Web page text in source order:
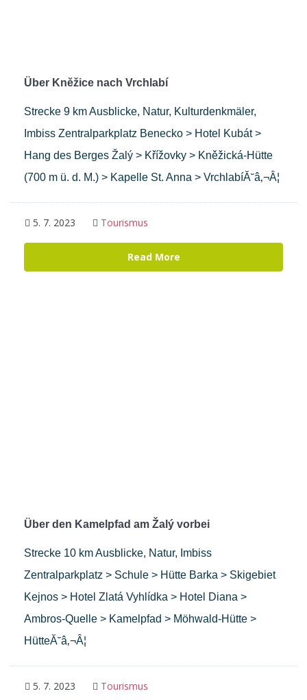
Über Kněžice nach Vrchlabí
Strecke 9 km Ausblicke, Natur, Kulturdenkmäler,
Imbiss Zentralparkplatz Benecko > Hotel Kubát >
Hang des Berges Žalý > Křížovky > Kněžická-Hütte
(700 m ü. d. M.) > Kapelle St. Anna > VrchlabíĂ˘â‚¬Â¦
5. 7. 2023 Tourismus
Read More
Über den Kamelpfad am Žalý vorbei
Strecke 10 km Ausblicke, Natur, Imbiss
Zentralparkplatz > Schule > Hütte Barka > Skigebiet
Kejnos > Hotel Zlatá Vyhlídka > Hotel Diana >
Ambros-Quelle > Kamelpfad > Möhwald-Hütte >
HütteĂ˘â‚¬Â¦
5. 7. 2023 Tourismus